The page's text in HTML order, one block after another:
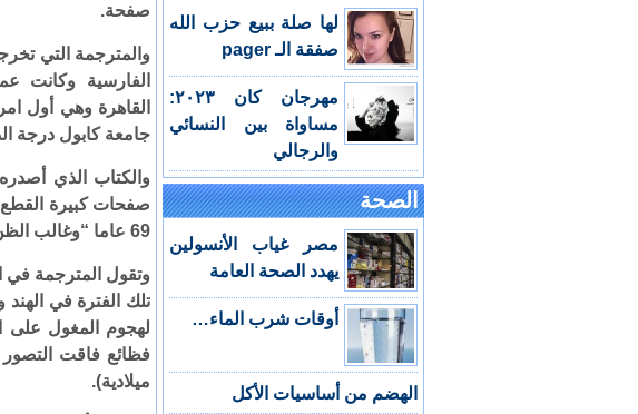
لها صلة ببيع حزب الله
صفقة الـ pager
مهرجان كان ٢٠٢٣:
مساواة بين النسائي
والرجالي
الصحة
مصر غياب الأنسولين
يهدد الصحة العامة
أوقات شرب الماء…
الهضم من أساسيات الأكل
صفحة.
والمترجمة التي
الفارسية وكانت
جامعة كابول درجة
69 عاما “وغالب الظن أنه توفي في الهند” وما زال قبره مجهولا.
وتقول المترجمة في
تلك الفترة في
لهجوم المغول على
ميلادية).